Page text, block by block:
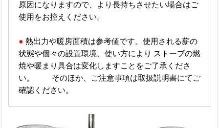
原因になりますので、より長持ちさせたい場合はご
使用をお控えください。
● 熱出力や暖房面積は参考値です。使用される薪の
状態や個々の設置環境、使い方により ストーブの燃
焼や暖まり具合は変化しますことをご了承くださ
い。 そのほか、ご注意事項は取扱説明書にてご
確認ください。